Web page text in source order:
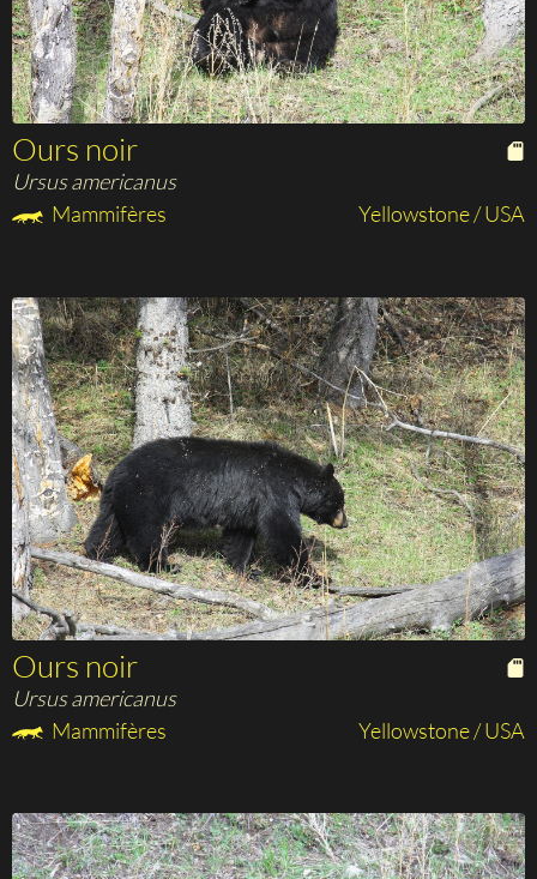
Ours noir
Ursus americanus
Mammifères
Yellowstone / USA
Ours noir
Ursus americanus
Mammifères
Yellowstone / USA